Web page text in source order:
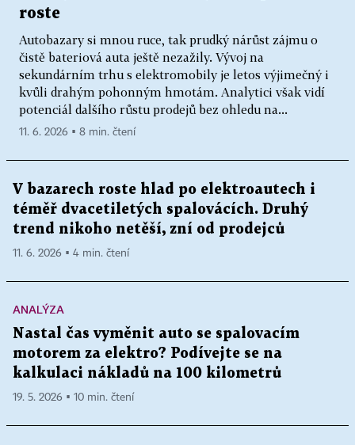
roste
Autobazary si mnou ruce, tak prudký nárůst zájmu o
čistě bateriová auta ještě nezažily. Vývoj na
sekundárním trhu s elektromobily je letos výjimečný i
kvůli drahým pohonným hmotám. Analytici však vidí
potenciál dalšího růstu prodejů bez ohledu na...
11. 6. 2026 ▪ 8 min. čtení
V bazarech roste hlad po elektroautech i
téměř dvacetiletých spalovácích. Druhý
trend nikoho netěší, zní od prodejců
11. 6. 2026 ▪ 4 min. čtení
ANALÝZA
Nastal čas vyměnit auto se spalovacím
motorem za elektro? Podívejte se na
kalkulaci nákladů na 100 kilometrů
19. 5. 2026 ▪ 10 min. čtení